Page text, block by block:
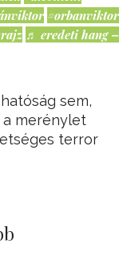
#orbanviktor
♬ eredeti hang –
sem,
a merénylet
terror